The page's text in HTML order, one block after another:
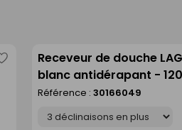
Enregistrer
comme
Receveur de douche
blanc antidérapant -
Référence : 30166049